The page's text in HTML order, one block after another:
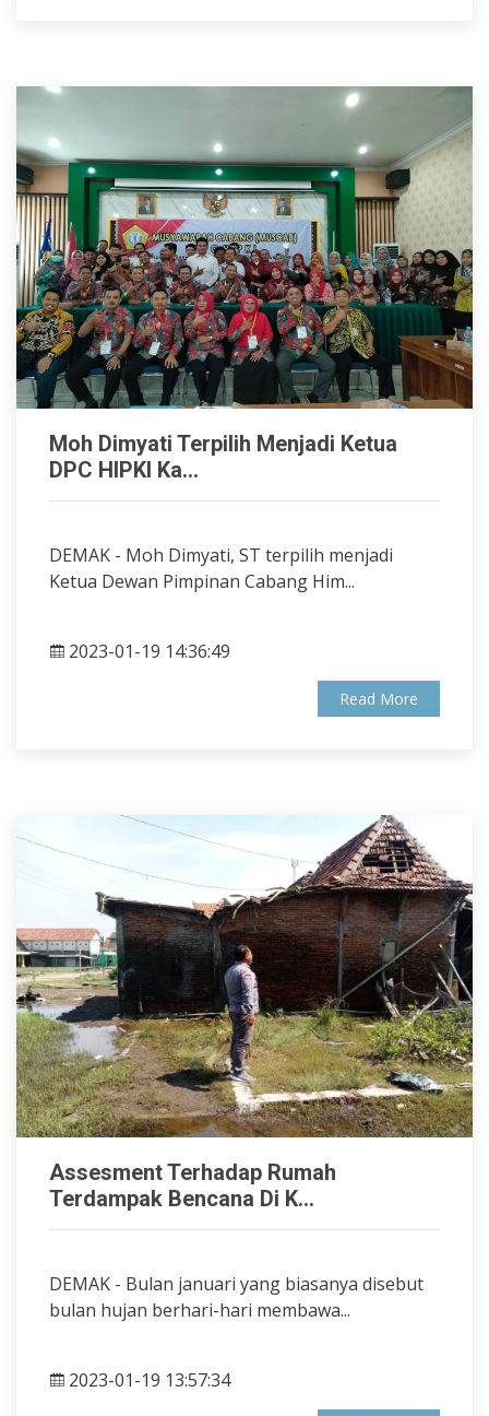
Moh Dimyati Terpilih Menjadi Ketua
DPC HIPKI Ka...
DEMAK - Moh Dimyati, ST terpilih menjadi
Ketua Dewan Pimpinan Ca­bang Him...
2023-01-19 14:36:49
Read More
Assesment Terhadap Rumah
Terdampak Bencana Di K...
DEMAK - Bulan januari yang biasanya disebut
bulan hujan berhari-hari membawa...
2023-01-19 13:57:34